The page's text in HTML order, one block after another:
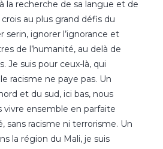
la recherche de sa langue et de
au plus grand défis du
serin, ignorer l’ignorance et
de l’humanité, au delà de
Je suis pour ceux-là, qui
racisme ne paye pas. Un
et du sud, ici bas, nous
vivre ensemble en parfaite
sans racisme ni terrorisme. Un
la région du Mali, je suis